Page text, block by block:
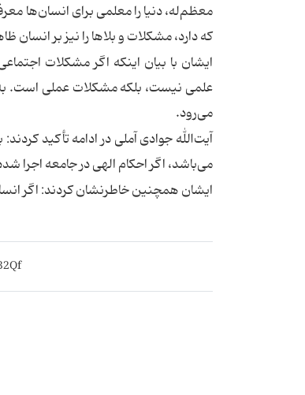
معظم‌له،‌ دنیا را معلمی برای انسان‌ها
که دارد،‌ مشکلات و بلاها را نیز بر انسان
ایشان با بیان اینکه اگر مشکلات
علمی نیست، بلکه مشکلات عملی است.
می‌رود.
آیت‌الله جوادی آملی در ادامه تأکید
می‌باشد، اگر احکام الهی در جامعه
ایشان همچنین خاطرنشان کردند: اگر